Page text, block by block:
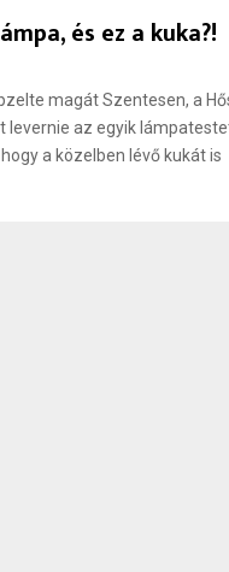
és ez a kuka?!
magát Szentesen, a
levernie az egyik
a közelben lévő kukát is